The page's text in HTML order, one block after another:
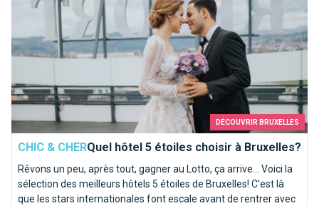
DÉCOUVRIR BRUXELLES
CHIC & CHERQuel hôtel 5 étoiles choisir à Bruxelles?
Rêvons un peu, après tout, gagner au Lotto, ça arrive... Voici la
sélection des meilleurs hôtels 5 étoiles de Bruxelles! C'est là
que les stars internationales font escale avant de rentrer avec